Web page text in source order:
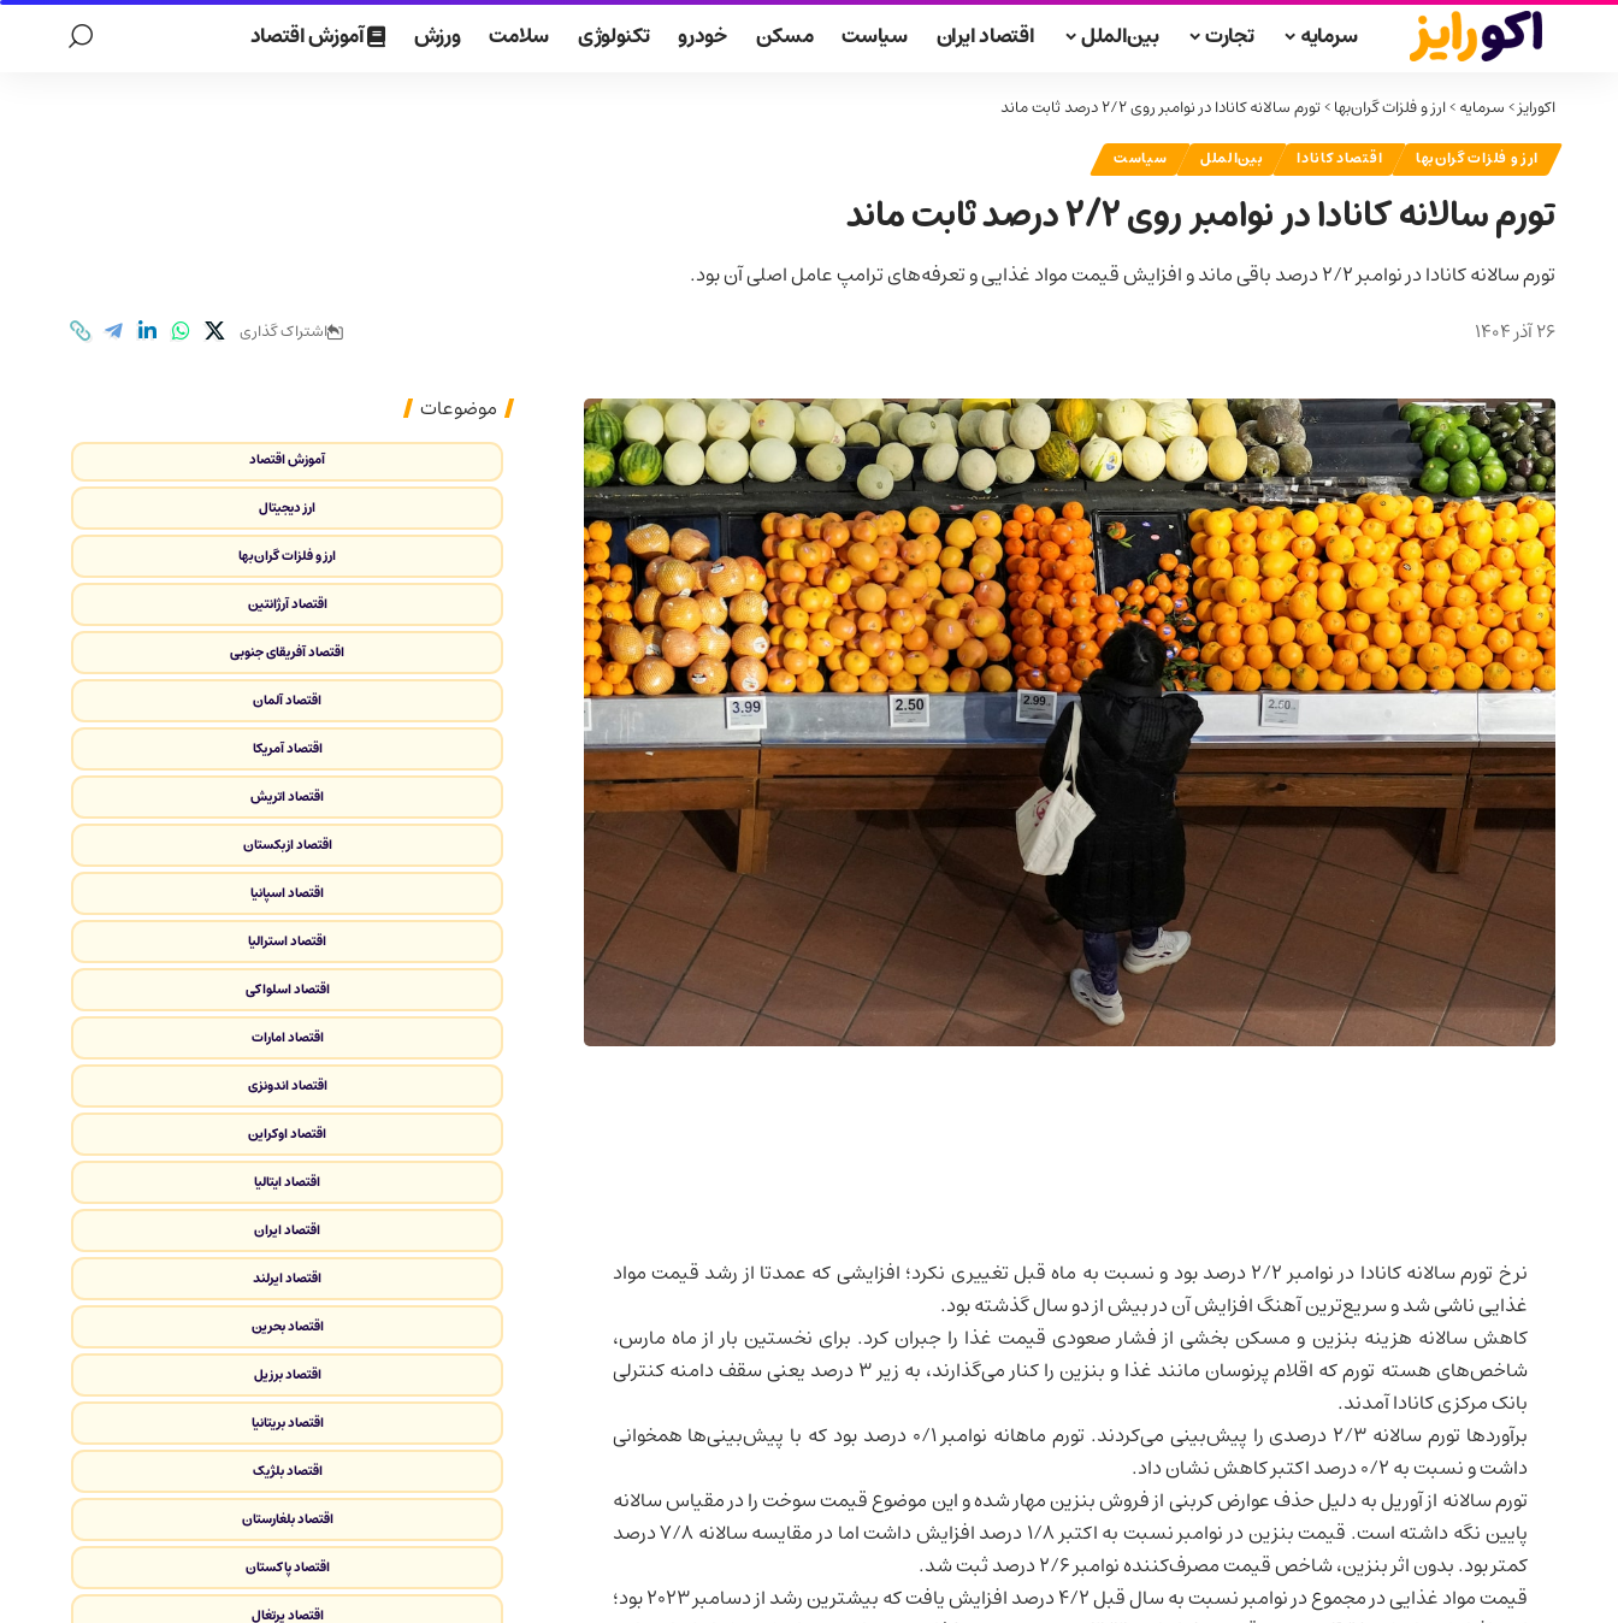
سرمایه تجارت بین‌الملل اقتصاد ایران سیاست مسکن خودرو تکنولوژی سلامت ورزش آموزش اقتصاد
اکورایز>سرمایه>ارز و فلزات گران‌بها>تورم سالانه کانادا در نوامبر روی ۲/۲ درصد ثابت ماند
ارز و فلزات گران‌بها اقتصاد کانادا بین‌الملل سیاست
تورم سالانه کانادا در نوامبر روی ۲/۲ درصد ثابت ماند
تورم سالانه کانادا در نوامبر ۲/۲ درصد باقی ماند و افزایش قیمت مواد غذایی و تعرفه‌های ترامپ عامل اصلی آن بود.
26 آذر 1404 اشتراک گذاری
نرخ تورم سالانهکانادا
در نوامبر ۲/۲ درصد بود و نسبت به ماه قبل تغییری نکرد؛ افزایشی که عمدتا از رشد قیمت مواد
غذایی ناشی شد و سریع‌ترین آهنگ افزایش آن در بیش از دو سال گذشته بود.
کاهش سالانه هزینه بنزین و مسکن بخشی از فشار صعودی قیمت غذا را جبران کرد. برای نخستین بار از ماه مارس،
شاخص‌های هسته تورم که اقلام پرنوسان مانند غذا و بنزین را کنار می‌گذارند، به زیر ۳ درصد یعنی سقف دامنه کنترلی
بانک مرکزی کانادا آمدند.
برآوردها تورم سالانه ۲/۳ درصدی را پیش‌بینی می‌کردند. تورم ماهانه نوامبر ۰/۱ درصد بود که با پیش‌بینی‌ها همخوانی
داشت و نسبت به ۰/۲ درصد اکتبر کاهش نشان داد.
تورم سالانه از آوریل به دلیل حذف عوارض کربنی از فروش بنزین مهار شده و این موضوع قیمت سوخت را در مقیاس سالانه
پایین نگه داشته است. قیمت بنزین در نوامبر نسبت به اکتبر ۱/۸ درصد افزایش داشت اما در مقایسه سالانه ۷/۸ درصد
کمتر بود. بدون اثر بنزین، شاخص قیمت مصرف‌کننده نوامبر ۲/۶ درصد ثبت شد.
قیمت مواد غذایی در مجموع در نوامبر نسبت به سال قبل ۴/۲ درصد افزایش یافت که بیشترین رشد از دسامبر ۲۰۲۳ بود؛
موضوعات
آموزش اقتصاد
ارز دیجیتال
ارز و فلزات گران‌بها
اقتصاد آرژانتین
اقتصاد آفریقای جنوبی
اقتصاد آلمان
اقتصاد آمریکا
اقتصاد اتریش
اقتصاد ازبکستان
اقتصاد اسپانیا
اقتصاد استرالیا
اقتصاد اسلواکی
اقتصاد امارات
اقتصاد اندونزی
اقتصاد اوکراین
اقتصاد ایتالیا
اقتصاد ایران
اقتصاد ایرلند
اقتصاد بحرین
اقتصاد برزیل
اقتصاد بریتانیا
اقتصاد بلژیک
اقتصاد بلغارستان
اقتصاد پاکستان
اقتصاد پرتغال